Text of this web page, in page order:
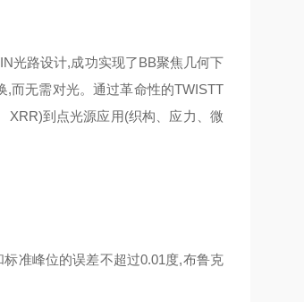
光路设计,成功实现了BB聚焦几何下
而无需对光。通过革命性的TWISTT
XRR)到点光源应用(织构、应力、微
准峰位的误差不超过0.01度,布鲁克